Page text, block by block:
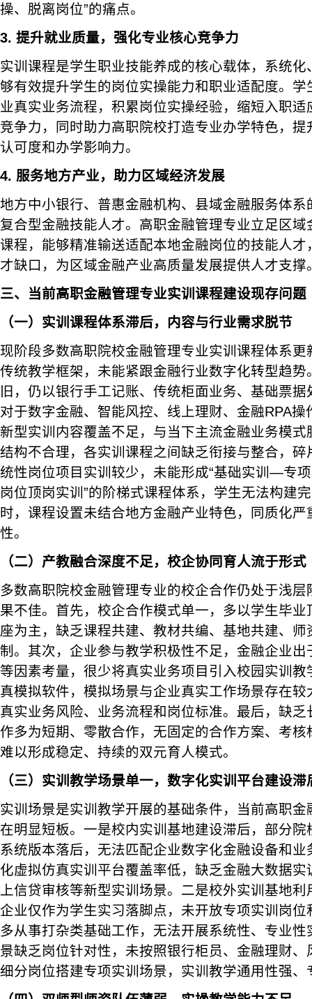
操、脱离岗位”的痛点。
3. 提升就业质量，强化专业核心竞争力
实训课程是学生职业技能养成的核心载体，系统
够有效提升学生的岗位实操能力和职业适配度。
业真实业务流程，积累岗位实操经验，缩短入职
竞争力，同时助力高职院校打造专业办学特色，
认可度和办学影响力。
4. 服务地方产业，助力区域经济发展
地方中小银行、普惠金融机构、县域金融服务体
复合型金融技能人才。高职金融管理专业立足区
课程，能够精准输送适配本地金融岗位的技能人
才缺口，为区域金融产业高质量发展提供人才支撑
三、当前高职金融管理专业实训课程建设现存问题
（一）实训课程体系滞后，内容与行业需求脱节
现阶段多数高职院校金融管理专业实训课程体系
传统教学框架，未能紧跟金融行业数字化转型趋
旧，仍以银行手工记账、传统柜面业务、基础票
对于数字金融、智能风控、线上理财、金融RPA
新型实训内容覆盖不足，与当下主流金融业务模
结构不合理，各实训课程之间缺乏衔接与整合，
统性岗位项目实训较少，未能形成“基础实训—专
岗位顶岗实训”的阶梯式课程体系，学生无法构建
时，课程设置未结合地方金融产业特色，同质化
性。
（二）产教融合深度不足，校企协同育人流于形式
多数高职院校金融管理专业的校企合作仍处于浅
果不佳。首先，校企合作模式单一，多以学生毕
座为主，缺乏课程共建、教材共编、基地共建、
制。其次，企业参与教学积极性不足，金融企业
等因素考量，很少将真实业务项目引入校园实训
真模拟软件，模拟场景与企业真实工作场景存在
真实业务风险、业务流程和岗位标准。最后，缺
作多为短期、零散合作，无固定的合作方案、考
难以形成稳定、持续的双元育人模式。
（三）实训教学场景单一，数字化实训平台建设滞
实训场景是实训教学开展的基础条件，当前高职
在明显短板。一是校内实训基地建设滞后，部分
系统版本落后，无法匹配企业数字化金融设备和
化虚拟仿真实训平台覆盖率低，缺乏金融大数据
上信贷审核等新型实训场景。二是校外实训基地
企业仅作为学生实习落脚点，未开放专项实训岗
多从事打杂类基础工作，无法开展系统性、专业
景缺乏岗位针对性，未按照银行柜员、金融理财
细分岗位搭建专项实训场景，实训教学通用性强、